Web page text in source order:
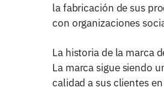
la fabricación de sus
con organizaciones
La historia de la marca
La marca sigue siendo
calidad a sus clientes